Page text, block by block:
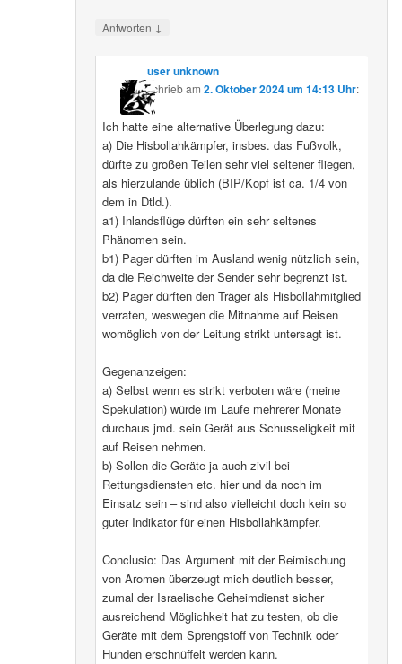
Antworten ↓
user unknown
schriebam 2. Oktober 2024 um 14:13 Uhr:
Ich hatte eine alternative Überlegung dazu:
a) Die Hisbollahkämpfer, insbes. das Fußvolk,
dürfte zu großen Teilen sehr viel seltener fliegen,
als hierzulande üblich (BIP/Kopf ist ca. 1/4 von
dem in Dtld.).
a1) Inlandsflüge dürften ein sehr seltenes
Phänomen sein.
b1) Pager dürften im Ausland wenig nützlich sein,
da die Reichweite der Sender sehr begrenzt ist.
b2) Pager dürften den Träger als Hisbollahmitglied
verraten, weswegen die Mitnahme auf Reisen
womöglich von der Leitung strikt untersagt ist.
Gegenanzeigen:
a) Selbst wenn es strikt verboten wäre (meine
Spekulation) würde im Laufe mehrerer Monate
durchaus jmd. sein Gerät aus Schusseligkeit mit
auf Reisen nehmen.
b) Sollen die Geräte ja auch zivil bei
Rettungsdiensten etc. hier und da noch im
Einsatz sein – sind also vielleicht doch kein so
guter Indikator für einen Hisbollahkämpfer.
Conclusio: Das Argument mit der Beimischung
von Aromen überzeugt mich deutlich besser,
zumal der Israelische Geheimdienst sicher
ausreichend Möglichkeit hat zu testen, ob die
Geräte mit dem Sprengstoff von Technik oder
Hunden erschnüffelt werden kann.